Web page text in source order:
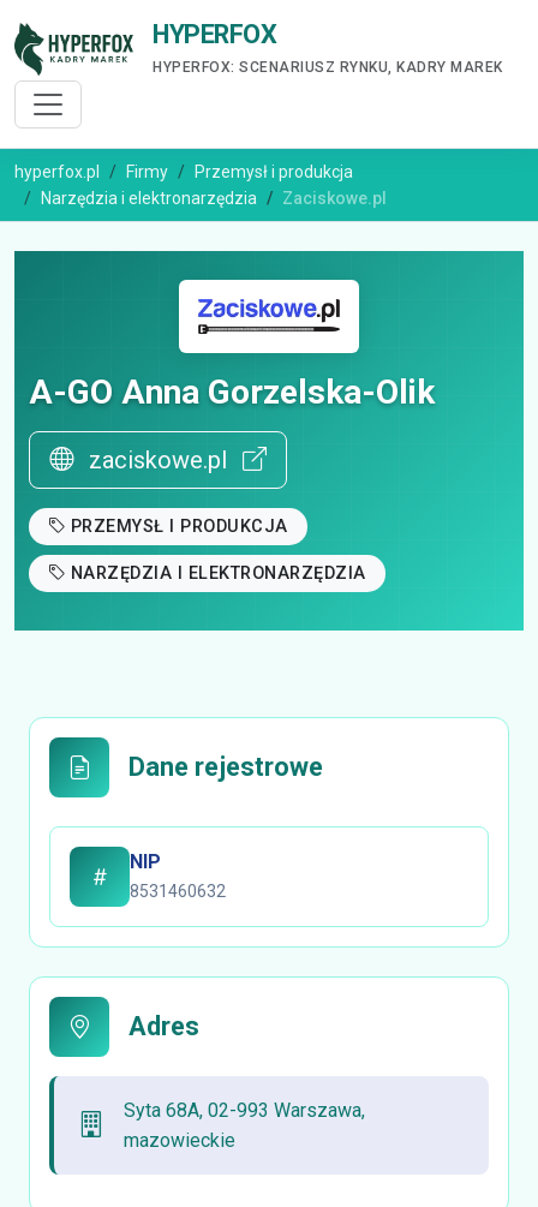
HYPERFOX
HYPERFOX: SCENARIUSZ RYNKU, KADRY MAREK
hyperfox.pl Firmy
Przemysł i produkcja
Narzędzia i elektronarzędzia
Zaciskowe.pl
A-GO Anna Gorzelska-Olik
zaciskowe.pl
PRZEMYSŁ I PRODUKCJA
NARZĘDZIA I ELEKTRONARZĘDZIA
Dane rejestrowe
NIP
8531460632
Adres
Syta 68A, 02-993 Warszawa,
mazowieckie